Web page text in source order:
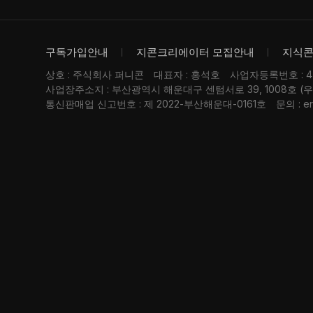
구독가입안내 지콘크리에이터 모집안내 지식
상호 : 주식회사 퍼니콘 대표자 : 홍석호
사업자등록번호 :
사업장주소지 : 부산광역시 해운대구 센텀서로 39, 1008호 (
통신판매업 신고번호 : 제 2022-부산해운대-0161호
문의 :